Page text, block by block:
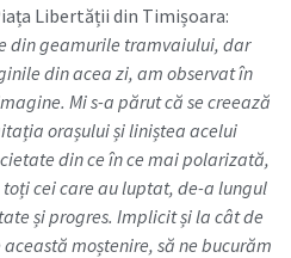
Libertății din Timișoara:
din geamurile tramvaiului, dar
din acea zi, am observat în
Mi s-a părut că se creează
orașului și liniștea acelui
din ce în ce mai polarizată,
cei care au luptat, de-a lungul
și progres. Implicit și la cât de
moștenire, să ne bucurăm